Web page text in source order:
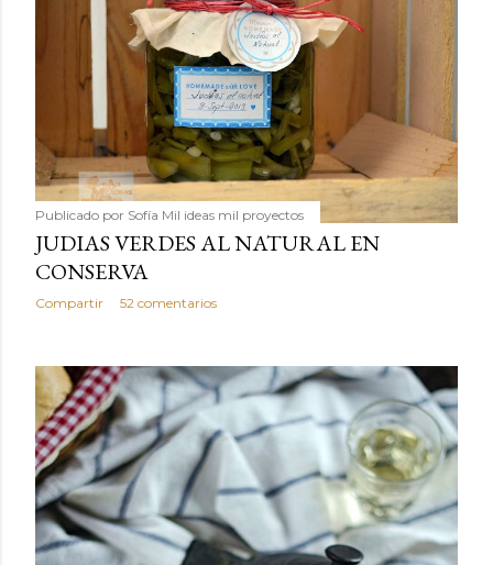
Publicado por Sofía Mil ideas mil proyectos
JUDIAS VERDES AL NATURAL EN
CONSERVA
Compartir 52 comentarios